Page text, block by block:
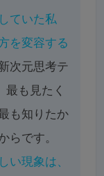
ていた私
を変容する
次元思考テ
最も見たく
も知りたか
らです。
い現象は、